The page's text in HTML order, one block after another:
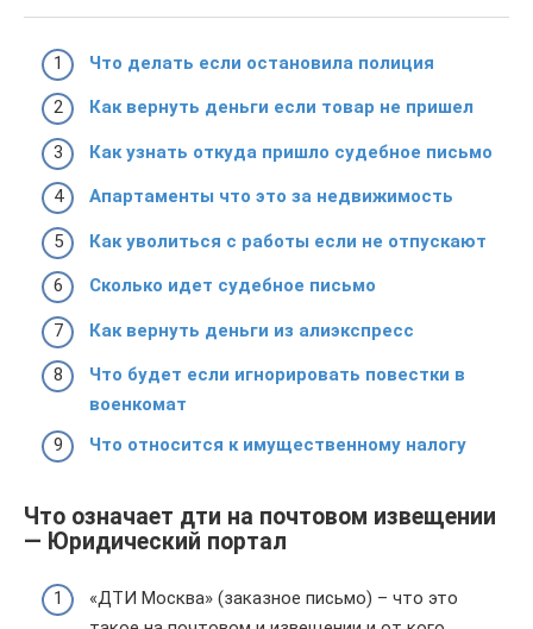
Что делать если остановила полиция
Как вернуть деньги если товар не пришел
Как узнать откуда пришло судебное письмо
Апартаменты что это за недвижимость
Как уволиться с работы если не отпускают
Сколько идет судебное письмо
Как вернуть деньги из алиэкспресс
Что будет если игнорировать повестки в
военкомат
Что относится к имущественному налогу
Что означает дти на почтовом извещении
— Юридический портал
«ДТИ Москва» (заказное письмо) – что это